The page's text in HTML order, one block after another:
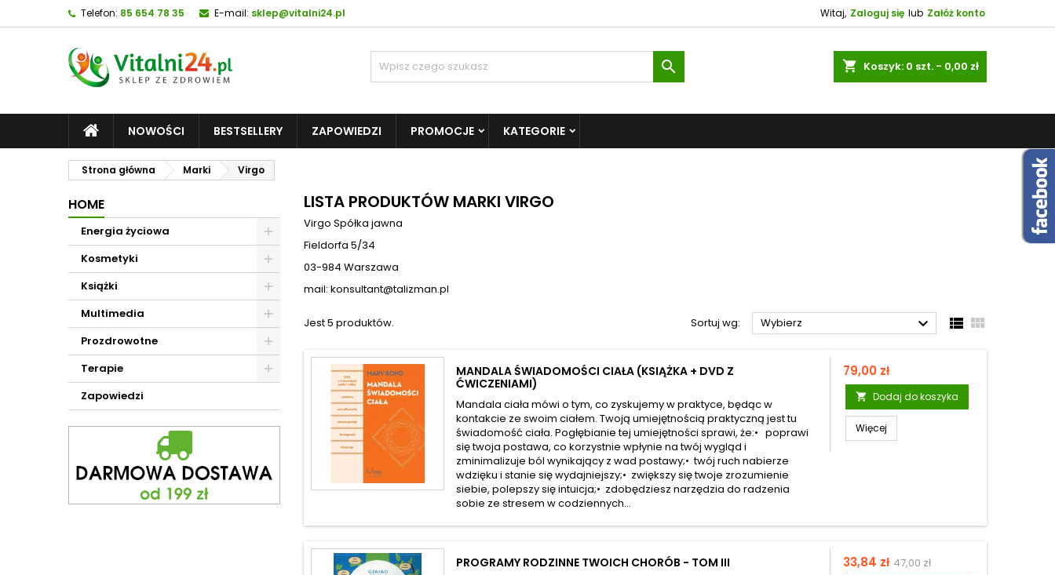
Telefon: 85 654 78 35 E-mail: sklep@vitalni24.pl Witaj, Zaloguj się lub Załóż konto
shopping_cart Koszyk: 0 szt. - 0,00 zł

NOWOŚCI BESTSELLERY ZAPOWIEDZI PROMOCJE KATEGORIE
Strona główna Marki Virgo
HOME
Energia życiowa
Kosmetyki
Książki
Multimedia
Prozdrowotne
Terapie
Zapowiedzi
LISTA PRODUKTÓW MARKI VIRGO
Virgo Spółka jawna
Fieldorfa 5/34
03-984 Warszawa
mail: konsultant@talizman.pl
Jest 5 produktów. Sortuj wg: Wybierz   
MANDALA ŚWIADOMOŚCI CIAŁA (KSIĄŻKA + DVD Z
ĆWICZENIAMI)
Mandala ciała mówi o tym, co zyskujemy w praktyce, będąc w
kontakcie ze swoim ciałem. Twoją umiejętnością praktyczną jest tu
świadomość ciała. Pogłębianie tej umiejętności sprawi, że:• poprawi
się twoja postawa, co korzystnie wpłynie na twój wygląd i
zminimalizuje ból wynikający z wad postawy;• twój ruch nabierze
wdzięku i stanie się wydajniejszy;• zwiększy się twoje zrozumienie
siebie, polepszy się intuicja;• zdobędziesz narzędzia do radzenia
sobie ze stresem w codziennych...
Cena
79,00 zł
 Dodaj do koszyka
Więcej
PROGRAMY RODZINNE TWOICH CHORÓB - TOM III Cena
33,84 zł 47,00 zł